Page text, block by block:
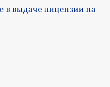
в выдаче лицензии на